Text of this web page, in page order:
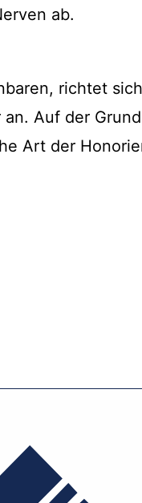
ab.
richtet
Auf der
Art der